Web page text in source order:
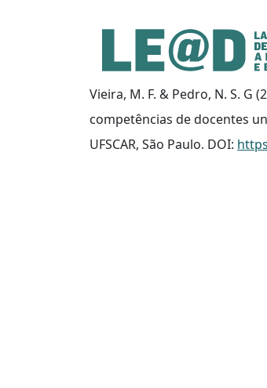
Ir para o conteúdo principal
Informações de acessibilidade
Vieira, M. F. & Pedro, N. S.
competências de docentes
UFSCAR, São Paulo. DOI: